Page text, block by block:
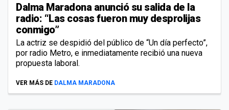
Dalma Maradona anunció su salida de la
radio: “Las cosas fueron muy desprolijas
conmigo”
La actriz se despidió del público de “Un día perfecto”,
por radio Metro, e inmediatamente recibió una nueva
propuesta laboral.
VER MÁS DE DALMA MARADONA